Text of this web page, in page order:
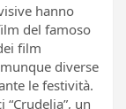
hanno
del famoso
film
diverse
le festività.
un